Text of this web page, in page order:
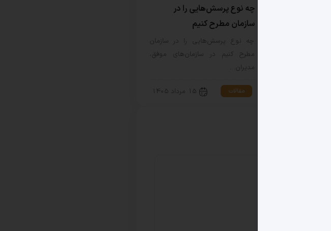
چه نوع پرسش‌هایی را در
سازمان مطرح کنیم
چه نوع پرسش‌هایی را در سازمان
مطرح کنیم در سازمان‌های موفق،
مدیران…
مقالات 15 مرداد 1405